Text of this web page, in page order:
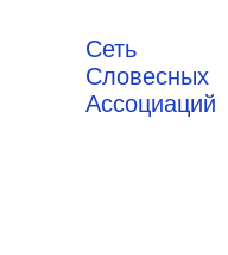
Сеть
Словесных
Ассоциаций